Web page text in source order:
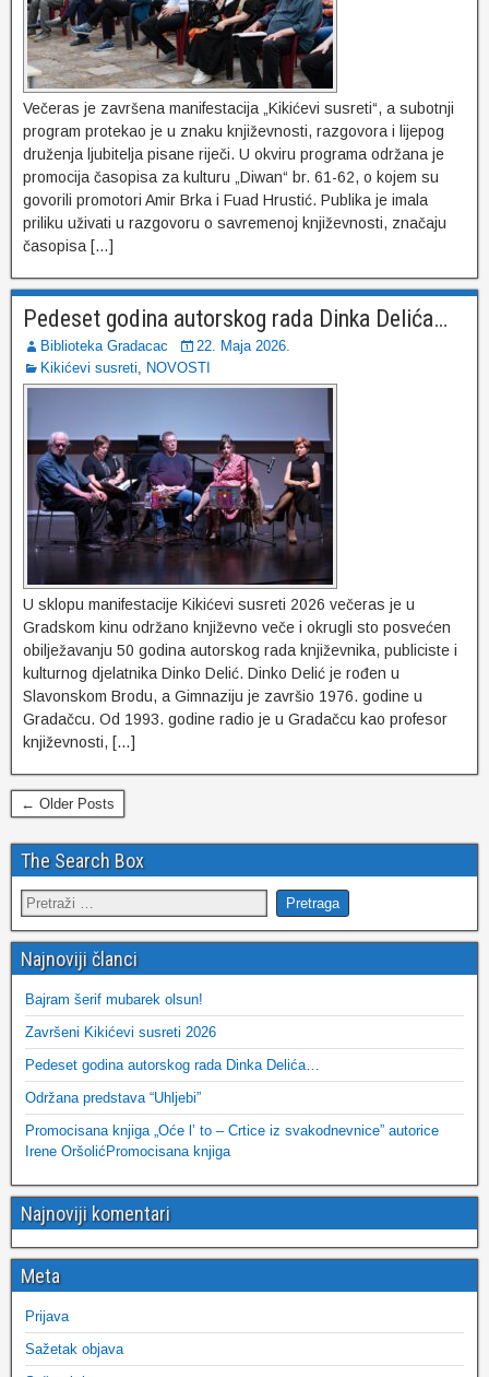
Večeras je završena manifestacija „Kikićevi susreti“, a subotnji
program protekao je u znaku književnosti, razgovora i lijepog
druženja ljubitelja pisane riječi. U okviru programa održana je
promocija časopisa za kulturu „Diwan“ br. 61-62, o kojem su
govorili promotori Amir Brka i Fuad Hrustić. Publika je imala
priliku uživati u razgovoru o savremenoj književnosti, značaju
časopisa […]
Pedeset godina autorskog rada Dinka Delića…
Biblioteka Gradacac
22. Maja 2026.
Kikićevi susreti, NOVOSTI
U sklopu manifestacije Kikićevi susreti 2026 večeras je u
Gradskom kinu održano književno veče i okrugli sto posvećen
obilježavanju 50 godina autorskog rada književnika, publiciste i
kulturnog djelatnika Dinko Delić. Dinko Delić je rođen u
Slavonskom Brodu, a Gimnaziju je završio 1976. godine u
Gradačcu. Od 1993. godine radio je u Gradačcu kao profesor
književnosti, […]
← Older Posts
The Search Box
Najnoviji članci
Bajram šerif mubarek olsun!
Završeni Kikićevi susreti 2026
Pedeset godina autorskog rada Dinka Delića…
Održana predstava “Uhljebi”
Promocisana knjiga „Oće l’ to – Crtice iz svakodnevnice” autorice
Irene OršolićPromocisana knjiga
Najnoviji komentari
Meta
Prijava
Sažetak objava